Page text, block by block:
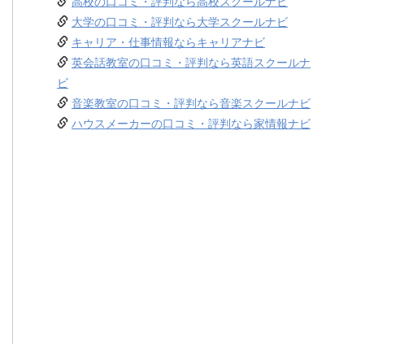
大学の口コミ・評判なら大学スクールナビ
キャリア・仕事情報ならキャリアナビ
英会話教室の口コミ・評判なら英語スクールナ
ビ
音楽教室の口コミ・評判なら音楽スクールナビ
ハウスメーカーの口コミ・評判なら家情報ナビ